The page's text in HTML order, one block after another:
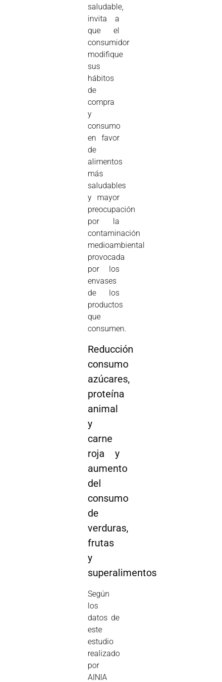
saludable,
invita a
que el
consumidor
modifique
sus
hábitos
de
compra
y
consumo
en favor
de
alimentos
más
saludables
y mayor
preocupación
por la
contaminación
medioambiental
provocada
por los
envases
de los
productos
que
consumen.
Reducción
consumo
azúcares,
proteína
animal
y
carne
roja y
aumento
del
consumo
de
verduras,
frutas
y
superalimentos
Según
los
datos de
este
estudio
realizado
por
AINIA